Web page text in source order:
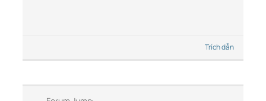
Trích dẫn